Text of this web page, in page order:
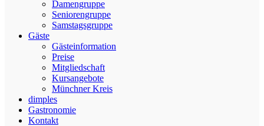
Damengruppe
Seniorengruppe
Samstagsgruppe
Gäste
Gästeinformation
Preise
Mitgliedschaft
Kursangebote
Münchner Kreis
dimples
Gastronomie
Kontakt